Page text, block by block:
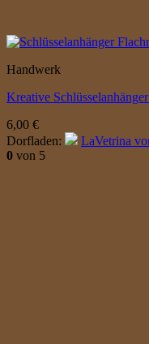
Handwerk
Kreative
6,00 €
Dorfladen:
LaVetrina
0 von 5